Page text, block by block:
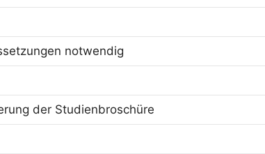
notwendig
der Studienbroschüre